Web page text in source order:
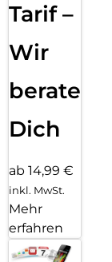
Tarif –
Wir
beraten
Dich
ab 14,99 €
inkl. MwSt.
Mehr
erfahren